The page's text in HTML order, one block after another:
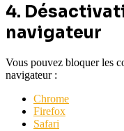
4.
navigateur
Vous pouvez bloquer les
navigateur :
Chrome
Firefox
Safari